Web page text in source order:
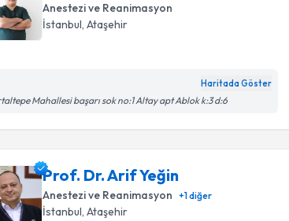
Anestezi ve Reanimasyon
İstanbul, Ataşehir
Haritada Göster
Mahallesi başarı sok no:1 Altay apt Ablok k:3 d:6
Prof. Dr. Arif Yeğin
Anestezi ve Reanimasyon +1diğer
İstanbul, Ataşehir